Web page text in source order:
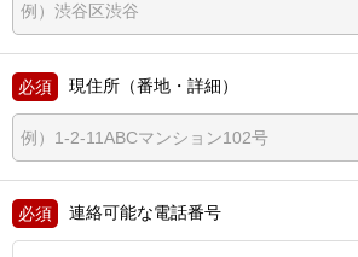
現住所（番地・詳細）
連絡可能な電話番号